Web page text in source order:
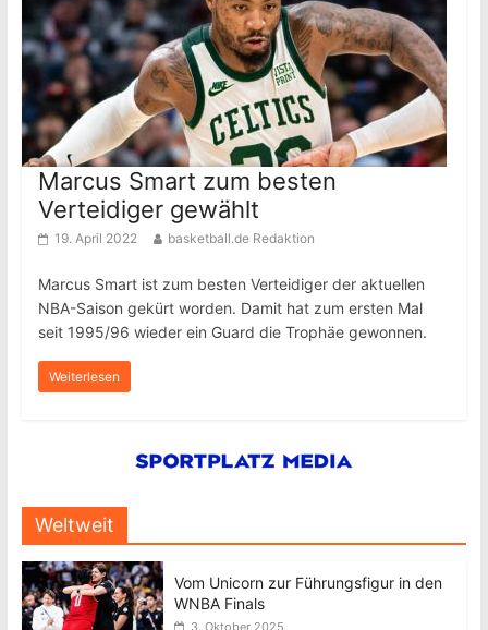
Marcus Smart zum besten
Verteidiger gewählt
19. April 2022 basketball.de Redaktion
Marcus Smart ist zum besten Verteidiger der aktuellen
NBA-Saison gekürt worden. Damit hat zum ersten Mal
seit 1995/96 wieder ein Guard die Trophäe gewonnen.
Weiterlesen
Weltweit
Vom Unicorn zur Führungsfigur in den
WNBA Finals
3. Oktober 2025